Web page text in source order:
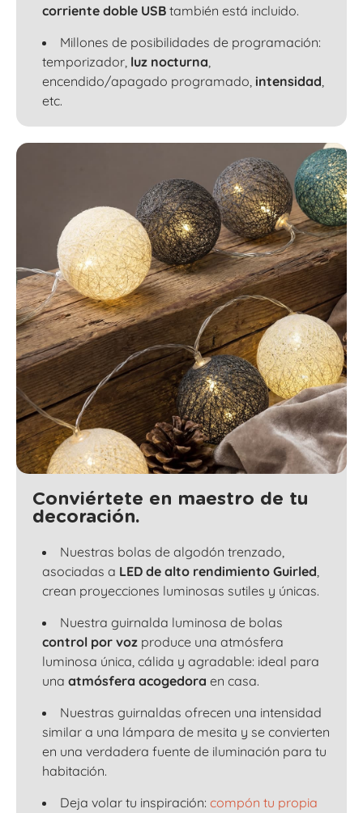
corriente doble USB también está incluido.
Millones de posibilidades de programación:
temporizador, luz nocturna,
encendido/apagado programado, intensidad,
etc.
Conviértete en maestro de tu
decoración.
Nuestras bolas de algodón trenzado,
asociadas a LED de alto rendimiento Guirled,
crean proyecciones luminosas sutiles y únicas.
Nuestra guirnalda luminosa de bolas
control por voz produce una atmósfera
luminosa única, cálida y agradable: ideal para
una atmósfera acogedora en casa.
Nuestras guirnaldas ofrecen una intensidad
similar a una lámpara de mesita y se convierten
en una verdadera fuente de iluminación para tu
habitación.
Deja volar tu inspiración: compón tu propia